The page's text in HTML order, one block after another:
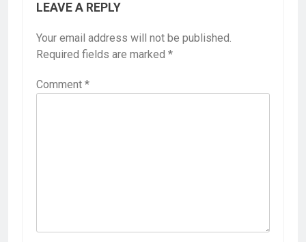
LEAVE A REPLY
Your email address will not be published.
Required fields are marked *
Comment *